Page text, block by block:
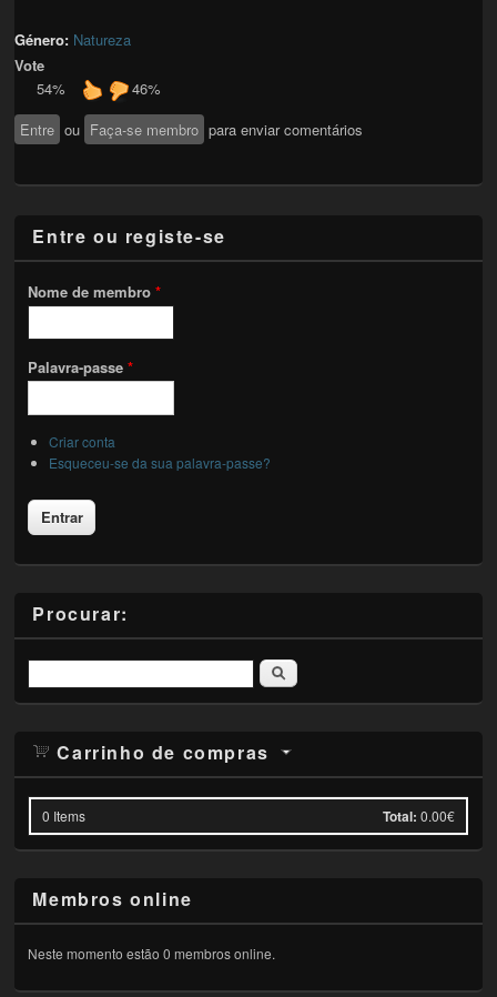
Género: Natureza
Vote
54%
46%
Entre ou Faça-se membro para enviar comentários
Entre ou registe-se
Nome de membro*
Palavra-passe*
Criar conta
Esqueceu-se da sua palavra-passe?
Procurar:
Pesquisar
Carrinho de compras
0 Items Total: 0.00€
Membros online
Neste momento estão 0 membros online.